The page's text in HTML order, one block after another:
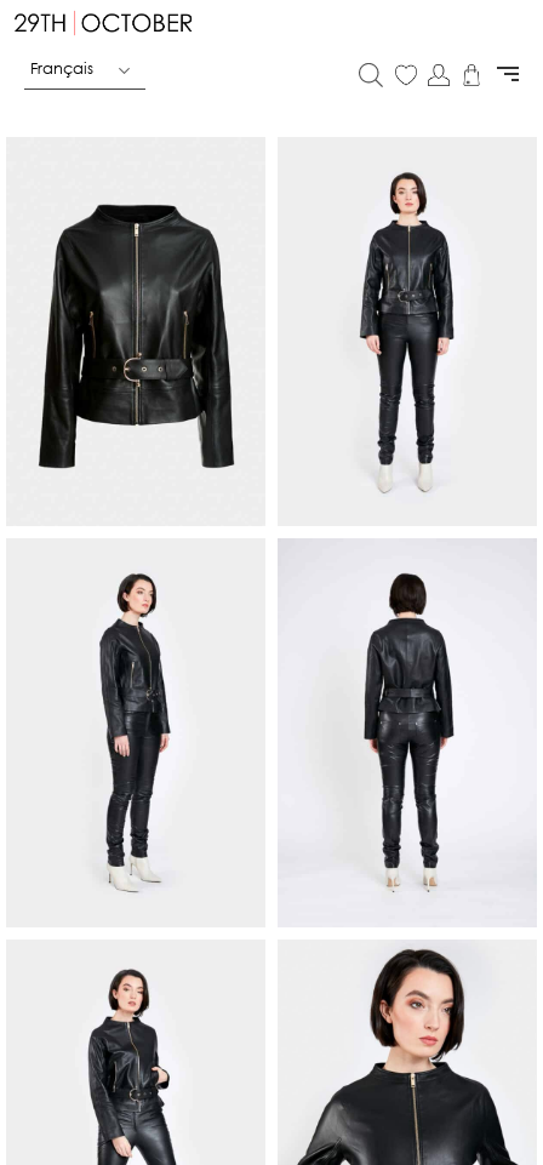
Français